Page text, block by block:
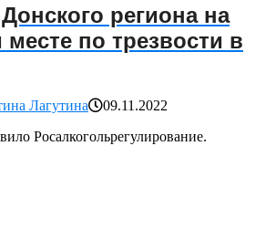
региона на
месте по трезвости в
Лагутина
09.11.2022
Росалкогольрегулирование.